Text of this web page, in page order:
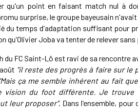
qu'un point en faisant match nul à
surprise, le groupe bayeusain
du temps d'adaptation suffisant pour
qu'Olivier Joba va tenter de relever
du FC Saint-Lô est ravi de sa rencontre
"il reste des progrès à faire sur le
ça me semble inhérent au fait
vision du foot différente. Je trouve
leur proposer". Dans l'ensemble, pour